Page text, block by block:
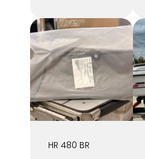
HR 480 BR